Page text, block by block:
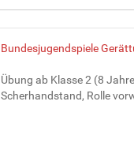
Bundesjugendspiele
Übung ab Klasse 2 (8
Scherhandstand, Rolle